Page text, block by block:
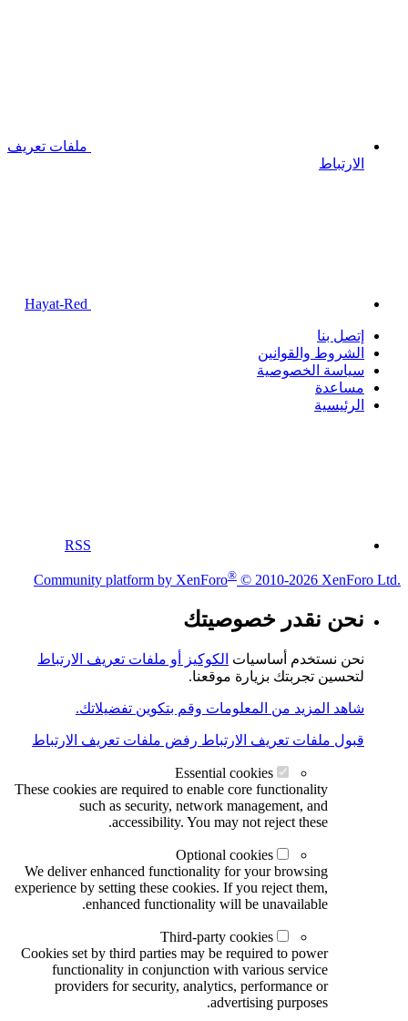
ملفات تعريف
الارتباط
إتصل بنا
الشروط والقوانين
سياسة الخصوصية
مساعدة
الرئيسية
RSS
Community platform by XenForo® © 2010-2026 XenForo Ltd.
نحن نقدر خصوصيتك
نحن نستخدم أساسيات الكوكيز أو ملفات تعريف الارتباط
لتحسين تجربتك بزيارة موقعنا.
شاهد المزيد من المعلومات وقم بتكوين تفضيلاتك.
قبول ملفات تعريف الارتباط رفض ملفات تعريف الارتباط
Essential cookies
These cookies are required to enable core functionality
such as security, network management, and
accessibility. You may not reject these.
Optional cookies
We deliver enhanced functionality for your browsing
experience by setting these cookies. If you reject them,
enhanced functionality will be unavailable.
Third-party cookies
Cookies set by third parties may be required to power
functionality in conjunction with various service
providers for security, analytics, performance or
advertising purposes.